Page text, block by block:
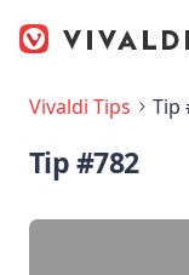
Vivaldi Tips Tip
Tip #782